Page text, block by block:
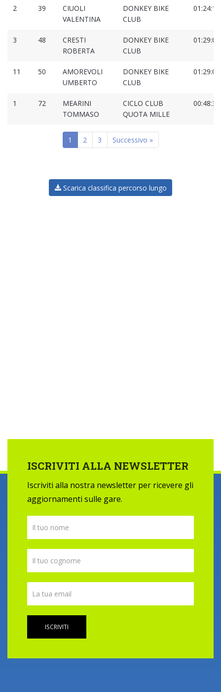
2 39
CIUOLI
VALENTINA
DONKEY BIKE
CLUB
3 48
CRESTI
ROBERTA
DONKEY BIKE
CLUB
11 50
AMOREVOLI
UMBERTO
DONKEY BIKE
CLUB
1 72
MEARINI
TOMMASO
CICLO CLUB
QUOTA MILLE
1 2 3 Successivo »
Scarica classifica percorso lungo
ISCRIVITI ALLA NEWSLETTER
Iscriviti alla nostra newsletter per ricevere gli
aggiornamenti sulle gare.
ISCRIVITI